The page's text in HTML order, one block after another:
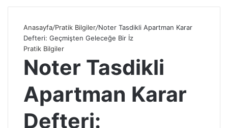
Anasayfa/Pratik Bilgiler/Noter Tasdikli Apartman Karar
Defteri: Geçmişten Geleceğe Bir İz
Pratik Bilgiler
Noter Tasdikli
Apartman Karar
Defteri: